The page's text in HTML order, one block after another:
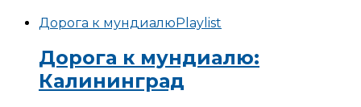
Дорога к мундиалюPlaylist
Дорога к мундиалю:
Калининград